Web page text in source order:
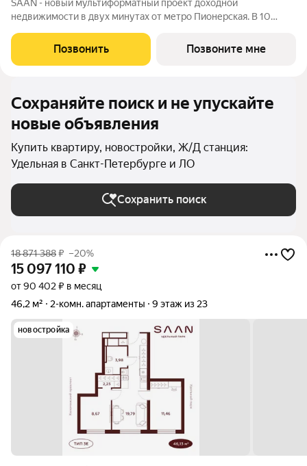
SAAN - новый мультиформатный проект доходной
недвижимости в двух минутах от метро Пионерская. В 10
представлены различные варианты: от компактных студий до
просторных резиденций с панорамными
Позвонить Позвоните мне
Сохраняйте поиск и не упускайте
новые объявления
Купить квартиру, новостройки, Ж/Д станция:
Удельная в Санкт-Петербурге и ЛО
Сохранить поиск
18 871 388₽ –20%
15 097 110 ₽
от 90 402 ₽ в месяц
46,2 м²
2-комн. апартаменты 9 этаж из 23
новостройка